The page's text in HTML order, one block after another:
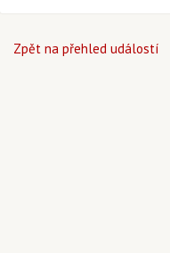
Zpět na přehled událostí